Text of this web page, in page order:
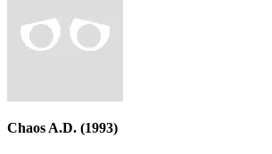
Chaos A.D. (1993)